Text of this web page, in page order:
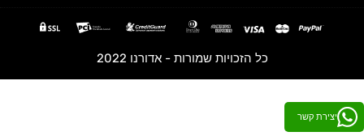
כל הזכויות שמורות - אדורנו 2022
יצירת קשר